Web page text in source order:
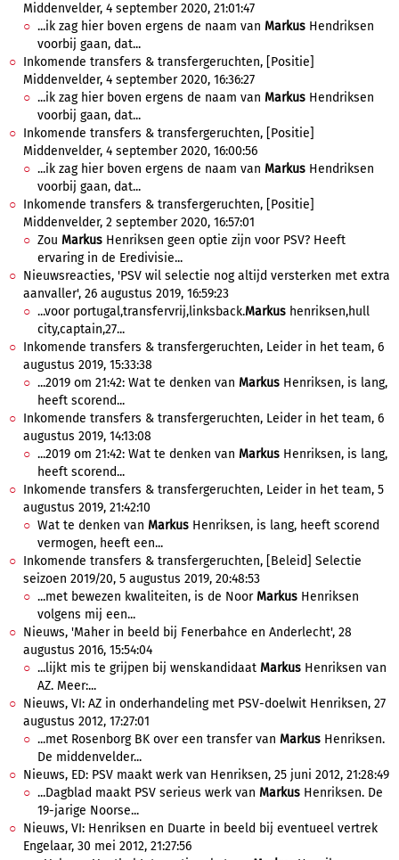
Middenvelder, 4 september 2020, 21:01:47
...ik zag hier boven ergens de naam van Markus Hendriksen
voorbij gaan, dat...
Inkomende transfers & transfergeruchten, [Positie]
Middenvelder, 4 september 2020, 16:36:27
...ik zag hier boven ergens de naam van Markus Hendriksen
voorbij gaan, dat...
Inkomende transfers & transfergeruchten, [Positie]
Middenvelder, 4 september 2020, 16:00:56
...ik zag hier boven ergens de naam van Markus Hendriksen
voorbij gaan, dat...
Inkomende transfers & transfergeruchten, [Positie]
Middenvelder, 2 september 2020, 16:57:01
Zou Markus Henriksen geen optie zijn voor PSV? Heeft
ervaring in de Eredivisie...
Nieuwsreacties, 'PSV wil selectie nog altijd versterken met extra
aanvaller', 26 augustus 2019, 16:59:23
...voor portugal,transfervrij,linksback.Markus henriksen,hull
city,captain,27...
Inkomende transfers & transfergeruchten, Leider in het team, 6
augustus 2019, 15:33:38
...2019 om 21:42: Wat te denken van Markus Henriksen, is lang,
heeft scorend...
Inkomende transfers & transfergeruchten, Leider in het team, 6
augustus 2019, 14:13:08
...2019 om 21:42: Wat te denken van Markus Henriksen, is lang,
heeft scorend...
Inkomende transfers & transfergeruchten, Leider in het team, 5
augustus 2019, 21:42:10
Wat te denken van Markus Henriksen, is lang, heeft scorend
vermogen, heeft een...
Inkomende transfers & transfergeruchten, [Beleid] Selectie
seizoen 2019/20, 5 augustus 2019, 20:48:53
...met bewezen kwaliteiten, is de NoorMarkus Henriksen
volgens mij een...
Nieuws, 'Maher in beeld bij Fenerbahce en Anderlecht', 28
augustus 2016, 15:54:04
...lijkt mis te grijpen bij wenskandidaat Markus Henriksen van
AZ. Meer:...
Nieuws, VI: AZ in onderhandeling met PSV-doelwit Henriksen, 27
augustus 2012, 17:27:01
...met Rosenborg BK over een transfer van Markus Henriksen.
De middenvelder...
Nieuws, ED: PSV maakt werk van Henriksen, 25 juni 2012, 21:28:49
...Dagblad maakt PSV serieus werk van Markus Henriksen. De
19-jarige Noorse...
Nieuws, VI: Henriksen en Duarte in beeld bij eventueel vertrek
Engelaar, 30 mei 2012, 21:27:56